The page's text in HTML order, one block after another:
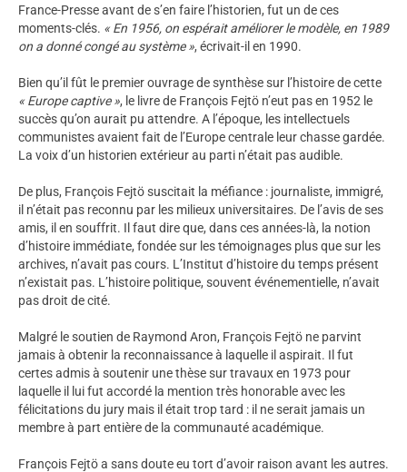
France-Presse avant de s’en faire l’historien, fut un de ces
moments-clés. « En 1956, on espérait améliorer le modèle, en 1989
on a donné congé au système », écrivait-il en 1990.
Bien qu’il fût le premier ouvrage de synthèse sur l’histoire de cette
« Europe captive », le livre de François Fejtö n’eut pas en 1952 le
succès qu’on aurait pu attendre. A l’époque, les intellectuels
communistes avaient fait de l’Europe centrale leur chasse gardée.
La voix d’un historien extérieur au parti n’était pas audible.
De plus, François Fejtö suscitait la méfiance : journaliste, immigré,
il n’était pas reconnu par les milieux universitaires. De l’avis de ses
amis, il en souffrit. Il faut dire que, dans ces années-là, la notion
d’histoire immédiate, fondée sur les témoignages plus que sur les
archives, n’avait pas cours. L’Institut d’histoire du temps présent
n’existait pas. L’histoire politique, souvent événementielle, n’avait
pas droit de cité.
Malgré le soutien de Raymond Aron, François Fejtö ne parvint
jamais à obtenir la reconnaissance à laquelle il aspirait. Il fut
certes admis à soutenir une thèse sur travaux en 1973 pour
laquelle il lui fut accordé la mention très honorable avec les
félicitations du jury mais il était trop tard : il ne serait jamais un
membre à part entière de la communauté académique.
François Fejtö a sans doute eu tort d’avoir raison avant les autres.